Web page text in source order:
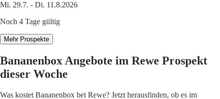
Mi. 29.7. - Di. 11.8.2026
Noch 4 Tage gültig
Mehr Prospekte
Bananenbox Angebote im Rewe Prospekt
dieser Woche
Was kostet Bananenbox bei Rewe? Jetzt herausfinden, ob es im